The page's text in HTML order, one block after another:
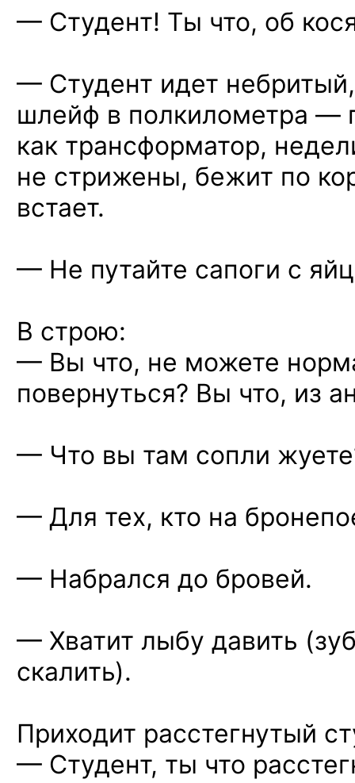
— Студент! Ты что, об
— Студент идет
шлейф в полкилометра —
как трансформатор,
не стрижены, бежит по
встает.
— Не путайте сапоги с
В строю:
— Вы что, не можете
повернуться? Вы что, из
— Что вы там сопли
— Для тех, кто на
— Набрался до бровей.
— Хватит лыбу давить
скалить).
Приходит расстегнутый
— Студент, ты что